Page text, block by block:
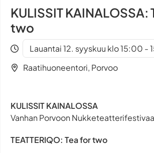
KULISSIT KAINALOSSA:
two
Lauantai 12. syyskuu klo 15:00 -
Raatihuoneentori, Porvoo
KULISSIT KAINALOSSA
Vanhan Porvoon
TEATTERIQO: Tea for two